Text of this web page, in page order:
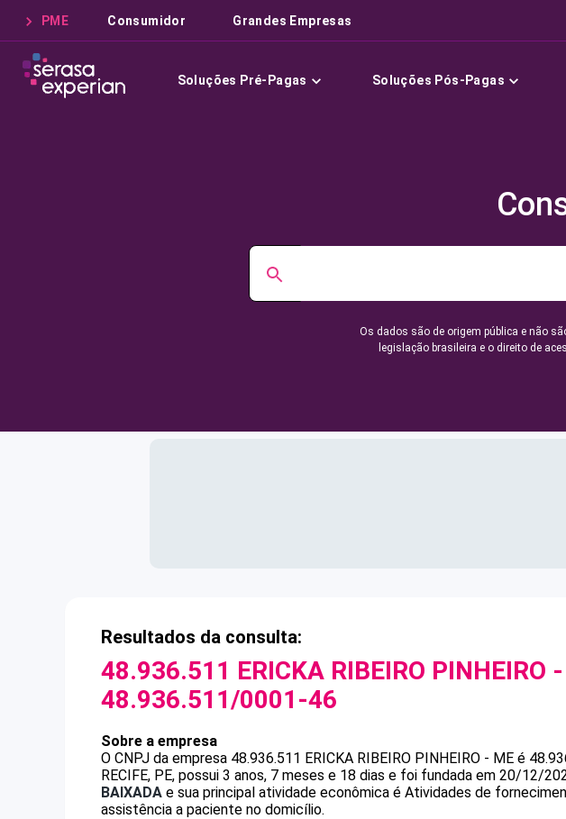
PME Consumidor Grandes Empresas
Soluções Pré-Pagas Soluções Pós-Pagas
Os dados são de origem pública e não
legislação brasileira e o direito de
Resultados da consulta:
48.936.511 ERICKA RIBEIRO PINHEIRO
48.936.511/0001-46
Sobre a empresa
O CNPJ da empresa 48.936.511 ERICKA RIBEIRO PINHEIRO - ME é
RECIFE, PE, possui 3 anos, 7 meses e 18 dias e foi fundada em 20/12/
BAIXADA e sua principal atividade econômica é Atividades de
assistência a paciente no domicílio.